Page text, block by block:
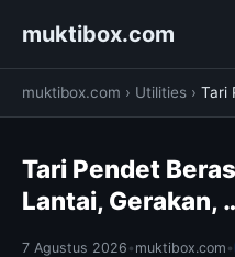
muktibox.com
muktibox.com › Utilities › Tari
Tari Pendet
Lantai, Gerakan,
7 Agustus 2026 • muktibox.com •